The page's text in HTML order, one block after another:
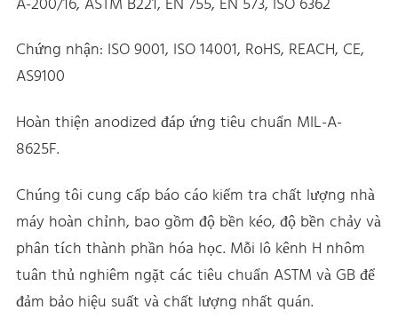
Chứng nhận: ISO 9001, ISO 14001, RoHS, REACH, CE,
AS9100
Hoàn thiện anodized đáp ứng tiêu chuẩn MIL-A-
8625F.
Chúng tôi cung cấp báo cáo kiểm tra chất lượng nhà
máy hoàn chỉnh, bao gồm độ bền kéo, độ bền chảy và
phân tích thành phần hóa học. Mỗi lô kênh H nhôm
tuân thủ nghiêm ngặt các tiêu chuẩn ASTM và GB để
đảm bảo hiệu suất và chất lượng nhất quán.